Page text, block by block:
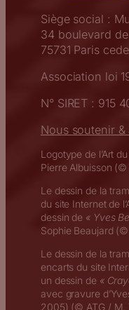
Siège social :
34 boulevard
75731 Paris
Association loi
N° SIRET : 915
Nous soutenir &
Logotype de l’Art
Pierre Albuisson (©
Le dessin de la
du site Internet de
dessin de « Yves
Sophie Beaujard
Le dessin de la
encarts du site
un dessin de «
avec gravure
2005) (© ATG / M.